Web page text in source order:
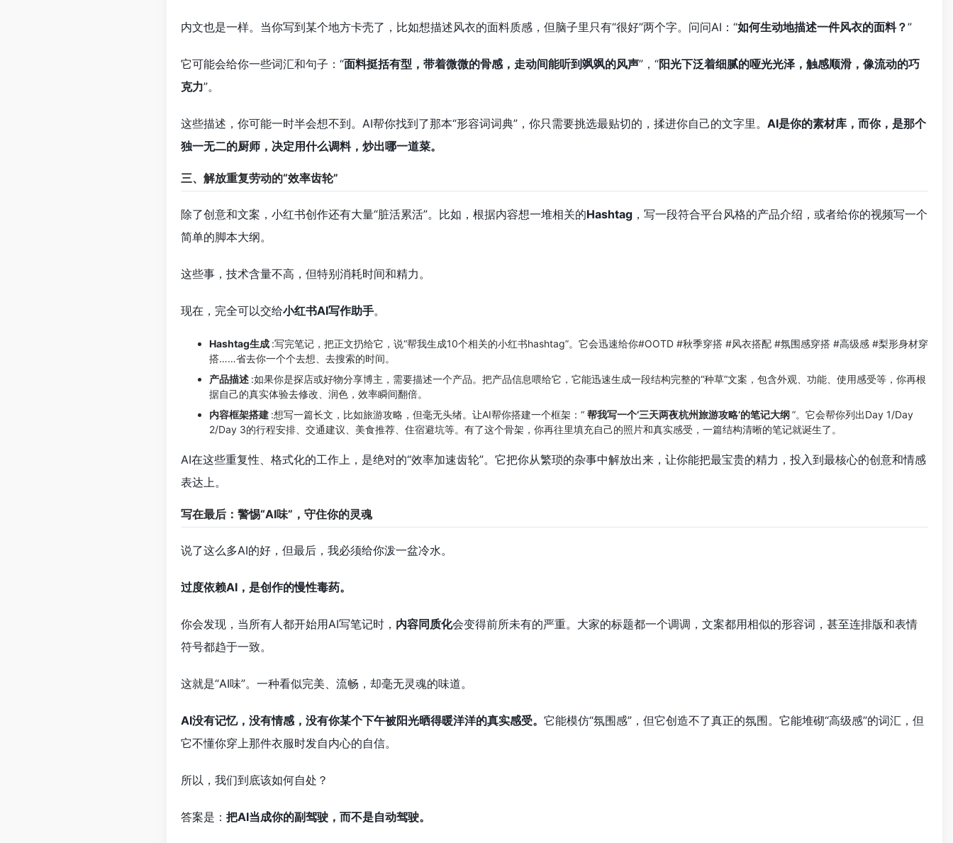
内文也是一样。当你写到某个地方卡壳了，比如想描述风衣的面料质感，但脑子里只有“很好”两个字。问问AI：“如何生动地描述一件风衣的面料？”
它可能会给你一些词汇和句子：“面料挺括有型，带着微微的骨感，走动间能听到飒飒的风声”，“阳光下泛着细腻的哑光光泽，触感顺滑，像流动的巧
克力”。
这些描述，你可能一时半会想不到。AI帮你找到了那本“形容词词典”，你只需要挑选最贴切的，揉进你自己的文字里。 AI是你的素材库，而你，是那个
独一无二的厨师，决定用什么调料，炒出哪一道菜。
三、解放重复劳动的“效率齿轮”
除了创意和文案，小红书创作还有大量“脏活累活”。比如，根据内容想一堆相关的Hashtag ，写一段符合平台风格的产品介绍，或者给你的视频写一个
简单的脚本大纲。
这些事，技术含量不高，但特别消耗时间和精力。
现在，完全可以交给小红书AI写作助手。
Hashtag生成 :写完笔记，把正文扔给它，说“帮我生成10个相关的小红书hashtag”。它会迅速给你#OOTD #秋季穿搭 #风衣搭配 #氛围感穿搭 #高级感 #梨形身材穿
搭……省去你一个个去想、去搜索的时间。
产品描述 :如果你是探店或好物分享博主，需要描述一个产品。把产品信息喂给它，它能迅速生成一段结构完整的“种草”文案，包含外观、功能、使用感受等，你再根
据自己的真实体验去修改、润色，效率瞬间翻倍。
内容框架搭建 :想写一篇长文，比如旅游攻略，但毫无头绪。让AI帮你搭建一个框架：“ 帮我写一个‘三天两夜杭州旅游攻略’的笔记大纲”。它会帮你列出Day 1/Day
2/Day 3的行程安排、交通建议、美食推荐、住宿避坑等。有了这个骨架，你再往里填充自己的照片和真实感受，一篇结构清晰的笔记就诞生了。
AI在这些重复性、格式化的工作上，是绝对的“效率加速齿轮”。它把你从繁琐的杂事中解放出来，让你能把最宝贵的精力，投入到最核心的创意和情感
表达上。
写在最后：警惕“AI味”，守住你的灵魂
说了这么多AI的好，但最后，我必须给你泼一盆冷水。
过度依赖AI，是创作的慢性毒药。
你会发现，当所有人都开始用AI写笔记时， 内容同质化会变得前所未有的严重。大家的标题都一个调调，文案都用相似的形容词，甚至连排版和表情
符号都趋于一致。
这就是“AI味”。一种看似完美、流畅，却毫无灵魂的味道。
AI没有记忆，没有情感，没有你某个下午被阳光晒得暖洋洋的真实感受。 它能模仿“氛围感”，但它创造不了真正的氛围。它能堆砌“高级感”的词汇，但
它不懂你穿上那件衣服时发自内心的自信。
所以，我们到底该如何自处？
答案是： 把AI当成你的副驾驶，而不是自动驾驶。